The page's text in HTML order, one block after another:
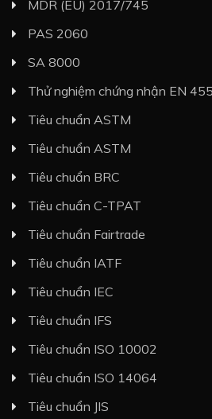
MDR (EU) 2017/745
PAS 2060
SA 8000
Thử nghiệm chứng nhận EN 455
Tiêu chuẩn ASTM
Tiêu chuẩn ASTM
Tiêu chuẩn BRC
Tiêu chuẩn C-TPAT
Tiêu chuẩn Fairtrade
Tiêu chuẩn IATF
Tiêu chuẩn IEC
Tiêu chuẩn IFS
Tiêu chuẩn ISO 10002
Tiêu chuẩn ISO 14064
Tiêu chuẩn JIS